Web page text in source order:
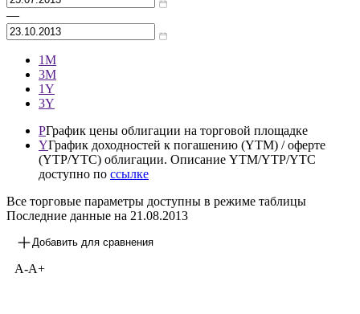
—
1М
3М
1Y
3Y
PГрафик цены облигации на торговой площадке
YГрафик доходностей к погашению (YTM) / оферте
(YTP/YTC) облигации. Описание YTM/YTP/YTC
доступно по ссылке
Все торговые параметры доступны в режиме таблицы
Последние данные на 21.08.2013
Добавить для сравнения